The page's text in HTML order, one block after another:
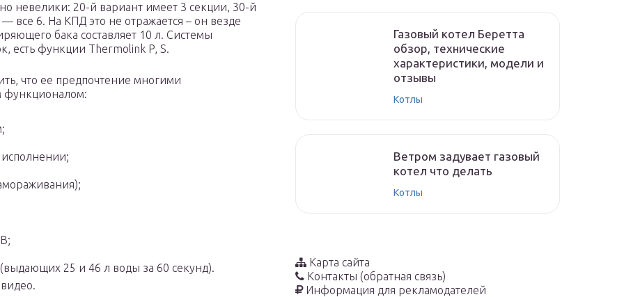
невелики: 20-й вариант имеет 3 секции, 30-й
все 6. На КПД это не отражается – он везде
бака составляет 10 л. Системы
есть функции Thermolink P, S.
что ее предпочтение многими
функционалом:
25 и 46 л воды за 60 секунд).
Газовый котел Беретта
обзор, технические
характеристики, модели и
отзывы
Котлы
Ветром задувает газовый
котел что делать
Котлы
Карта сайта
Контакты (обратная связь)
Информация для рекламодателей